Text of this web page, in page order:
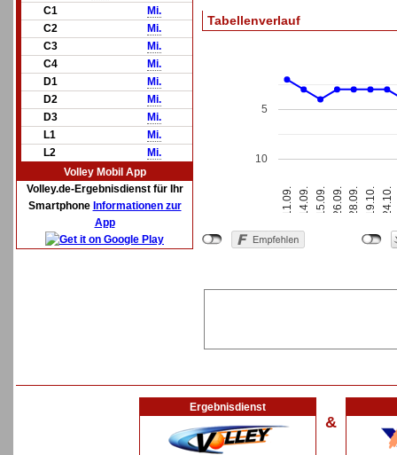
C1
Mi.
C2
Mi.
C3
Mi.
C4
Mi.
D1
Mi.
D2
Mi.
D3
Mi.
L1
Mi.
L2
Mi.
Volley Mobil App
Volley.de-Ergebnisdienst für Ihr
Smartphone Informationen zur
App
Tabellenverlauf
11.09. 14.09. 15.09. 26.09. 28.09. 19.10. 24.10.
5
10
Ergebnisdienst
&